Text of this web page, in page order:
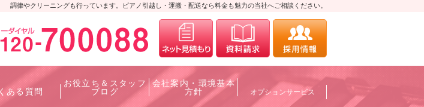
調律やクリーニングも行っています。ピアノ引越し・運搬・配送なら料金も魅力の当社へご相談ください。
0120-700088メールにてお問合せ
ある質問
お役立ち＆スタッフ
ブログ
会社案内・環境基本
方針
オプションサービス